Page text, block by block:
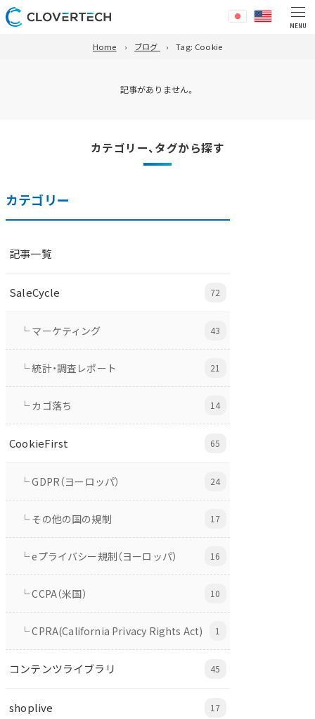
Home ブログ Tag: Cookie
記事がありません。
カテゴリー、タグから探す
カテゴリー
記事一覧
SaleCycle 72
└ マーケティング 43
└ 統計・調査レポート 21
└ カゴ落ち 14
CookieFirst 65
└ GDPR（ヨーロッパ） 24
└ その他の国の規制 17
└ eプライバシー規制（ヨーロッパ） 16
└ CCPA（米国） 10
└ CPRA(California Privacy Rights Act) 1
コンテンツライブラリ 45
shoplive 17